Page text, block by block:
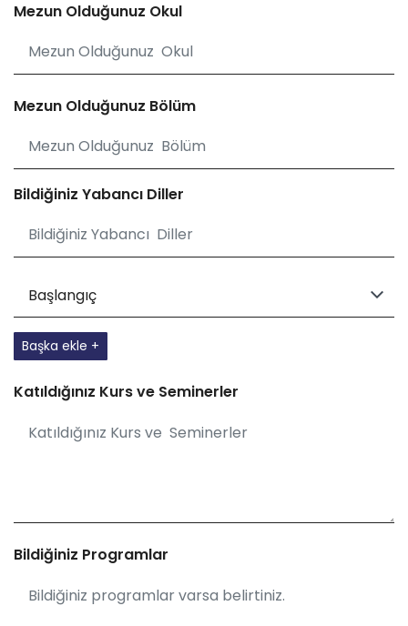
Mezun Olduğunuz Okul
Mezun Olduğunuz Bölüm
Bildiğiniz Yabancı Diller
Başka ekle +
Katıldığınız Kurs ve Seminerler
Bildiğiniz Programlar